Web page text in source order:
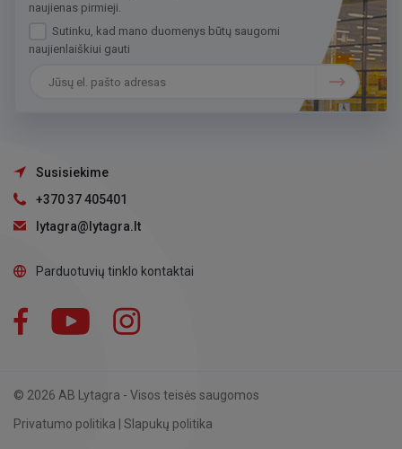
naujienas pirmieji.
Sutinku, kad mano duomenys būtų saugomi
naujienlaiškiui gauti
Susisiekime
+370 37 405401
lytagra@lytagra.lt
Parduotuvių tinklo kontaktai
Facebook YouTube
© 2026 AB Lytagra - Visos teisės saugomos
Privatumo politika
Slapukų politika